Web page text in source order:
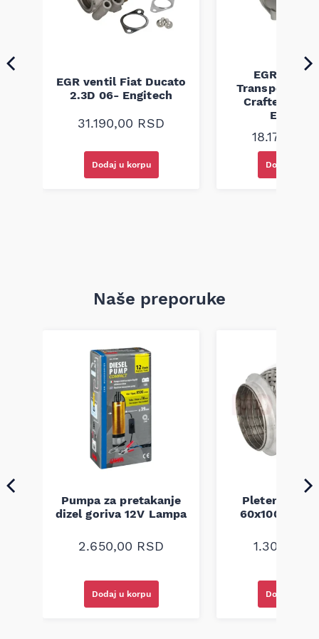
EGR ventil Fiat Ducato
2.3D 06- Engitech
31.190,00 RSD
Dodaj u korpu
EGR ventil
Transporter
Crafter 2.5D
Engitech
18.170,00
Dodaj u
Naše preporuke
Pumpa za pretakanje
dizel goriva 12V Lampa
2.650,00 RSD
Dodaj u korpu
Pletenica
60x100
1.300,00
Dodaj u